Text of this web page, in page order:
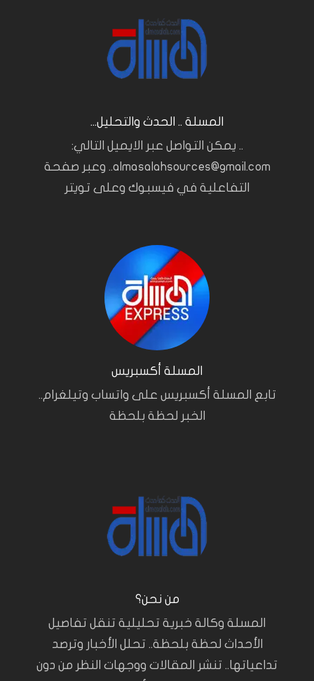
المسلة .. الحدث والتحليل...
.. يمكن التواصل عبر الايميل التالي:
almasalahsources@gmail.com.. وعبر صفحة
التفاعلية في فيسبوك وعلى تويتر
المسلة أكسبريس
تابع المسلة أكسبريس على واتساب وتيلغرام..
الخبر لحظة بلحظة
من نحن؟
المسلة وكالة خبرية تحليلية تنقل تفاصيل
الأحداث لحظة بلحظة.. تحلل الأخبار وترصد
تداعياتها.. تنشر المقالات ووجهات النظر من دون